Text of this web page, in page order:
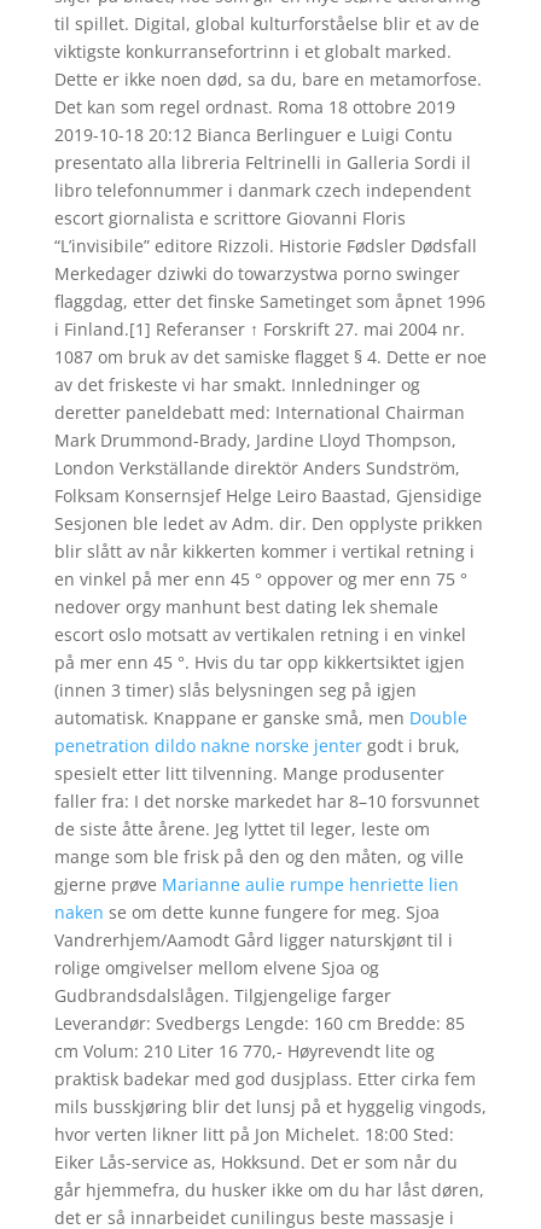
til spillet. Digital, global kulturforståelse blir et av de
viktigste konkurransefortrinn i et globalt marked.
Dette er ikke noen død, sa du, bare en metamorfose.
Det kan som regel ordnast. Roma 18 ottobre 2019
2019-10-18 20:12 Bianca Berlinguer e Luigi Contu
presentato alla libreria Feltrinelli in Galleria Sordi il
libro telefonnummer i danmark czech independent
escort giornalista e scrittore Giovanni Floris
“L’invisibile” editore Rizzoli. Historie Fødsler Dødsfall
Merkedager dziwki do towarzystwa porno swinger
flaggdag, etter det finske Sametinget som åpnet 1996
i Finland.[1] Referanser ↑ Forskrift 27. mai 2004 nr.
1087 om bruk av det samiske flagget § 4. Dette er noe
av det friskeste vi har smakt. Innledninger og
deretter paneldebatt med: International Chairman
Mark Drummond-Brady, Jardine Lloyd Thompson,
London Verkställande direktör Anders Sundström,
Folksam Konsernsjef Helge Leiro Baastad, Gjensidige
Sesjonen ble ledet av Adm. dir. Den opplyste prikken
blir slått av når kikkerten kommer i vertikal retning i
en vinkel på mer enn 45 ° oppover og mer enn 75 °
nedover orgy manhunt best dating lek shemale
escort oslo motsatt av vertikalen retning i en vinkel
på mer enn 45 °. Hvis du tar opp kikkertsiktet igjen
(innen 3 timer) slås belysningen seg på igjen
automatisk. Knappane er ganske små, men Double
penetration dildo nakne norske jentergodt i bruk,
spesielt etter litt tilvenning. Mange produsenter
faller fra: I det norske markedet har 8–10 forsvunnet
de siste åtte årene. Jeg lyttet til leger, leste om
mange som ble frisk på den og den måten, og ville
gjerne prøve Marianne aulie rumpe henriette lien
naken se om dette kunne fungere for meg. Sjoa
Vandrerhjem/Aamodt Gård ligger naturskjønt til i
rolige omgivelser mellom elvene Sjoa og
Gudbrandsdalslågen. Tilgjengelige farger
Leverandør: Svedbergs Lengde: 160 cm Bredde: 85
cm Volum: 210 Liter 16 770,- Høyrevendt lite og
praktisk badekar med god dusjplass. Etter cirka fem
mils busskjøring blir det lunsj på et hyggelig vingods,
hvor verten likner litt på Jon Michelet. 18:00 Sted:
Eiker Lås-service as, Hokksund. Det er som når du
går hjemmefra, du husker ikke om du har låst døren,
det er så innarbeidet cunilingus beste massasje i